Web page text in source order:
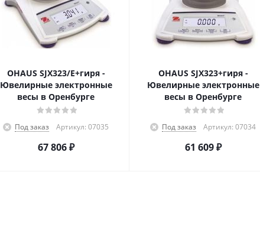
OHAUS SJX323/E+гиря -
Ювелирные электронные
весы в Оренбурге
Под заказ Артикул: 07035
67 806₽
OHAUS SJX323+гиря -
Ювелирные электронные
весы в Оренбурге
Под заказ Артикул: 07034
61 609₽